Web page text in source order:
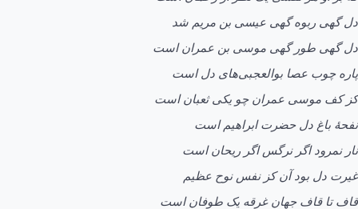
دل گهی ربوه گهی عیسی بن مریم شد
دل گهی طور گهی موسی بن عمران است
پاره چوب عصا بوالعجبی‌های دل است
کز کف موسی عمران چو یکی ثعبان است
نفحۀ باغ دل حضرت ابراهیم است
نار نمرود اگر نرگس اگر ریحان است
غيرت دل بود آن کز نفس نوح عظیم
قاف تا قاف جهان غرقه یک طوفان است